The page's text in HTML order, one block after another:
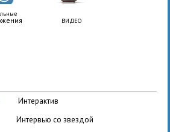
ВИДЕО
интерактив
интервью со звездой